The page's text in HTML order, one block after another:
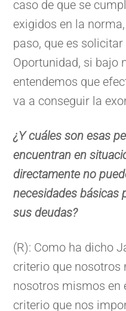
caso de que se
exigidos en la
paso, que es
Oportunidad, si bajo
entendemos que
va a conseguir la
¿Y cuáles son esas
encuentran en
directamente no
necesidades básicas
sus deudas?
(R): Como ha dicho
criterio que nosotros
nosotros mismos en
criterio que nos